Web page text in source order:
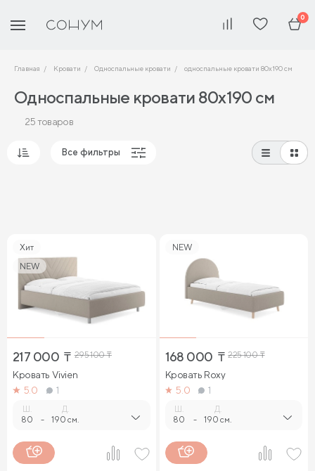
0
Главная Кровати Односпальные кровати односпальные кровати 80х190 см
Односпальные кровати 80х190 см
25 товаров
Все фильтры
Хит
NEW
217 000 ₸ 295 100₸
Кровать Vivien
5.0
1
Ш.
80 -
Д.
190 см.
NEW
168 000 ₸ 225 100₸
Кровать Roxy
5.0
1
Ш.
80 -
Д.
190 см.